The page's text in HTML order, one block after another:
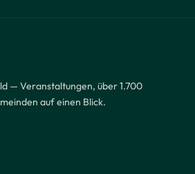
— Veranstaltungen, über 1.700
auf einen Blick.